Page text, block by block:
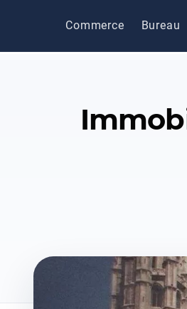
Commerce Bureau